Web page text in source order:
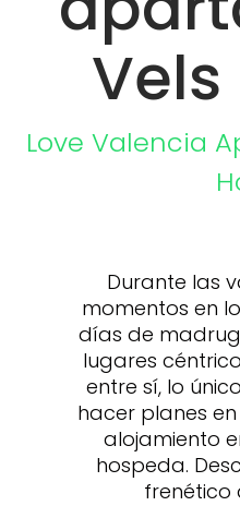
Love Valencia
Durante las
momentos en
días de
lugares
entre sí, lo
hacer planes
alojamiento
hospeda.
frenético